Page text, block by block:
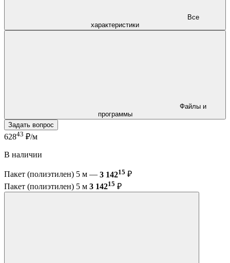
характеристики
программы
Задать вопрос
62843 ₽/м
В наличии
Пакет (полиэтилен) 5 м — 3 14215 ₽
Пакет (полиэтилен) 5 м 3 14215 ₽